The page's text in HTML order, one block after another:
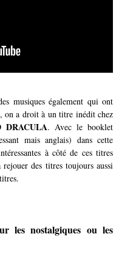
musiques également qui ont
on a droit à un titre inédit chez
DRACULA. Avec le booklet
mais anglais) dans cette
à côté de ces titres
des titres toujours aussi
les nostalgiques ou les